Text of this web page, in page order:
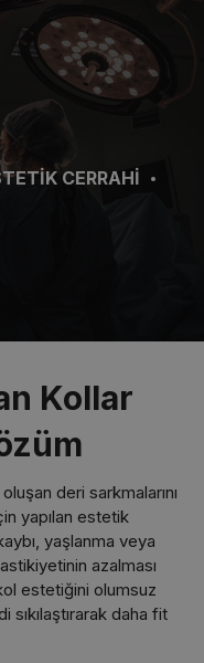
CERRAHI
Kollar
deri sarkmalarını
yapılan estetik
yaşlanma veya
azalması
estetiğini olumsuz
daha fit